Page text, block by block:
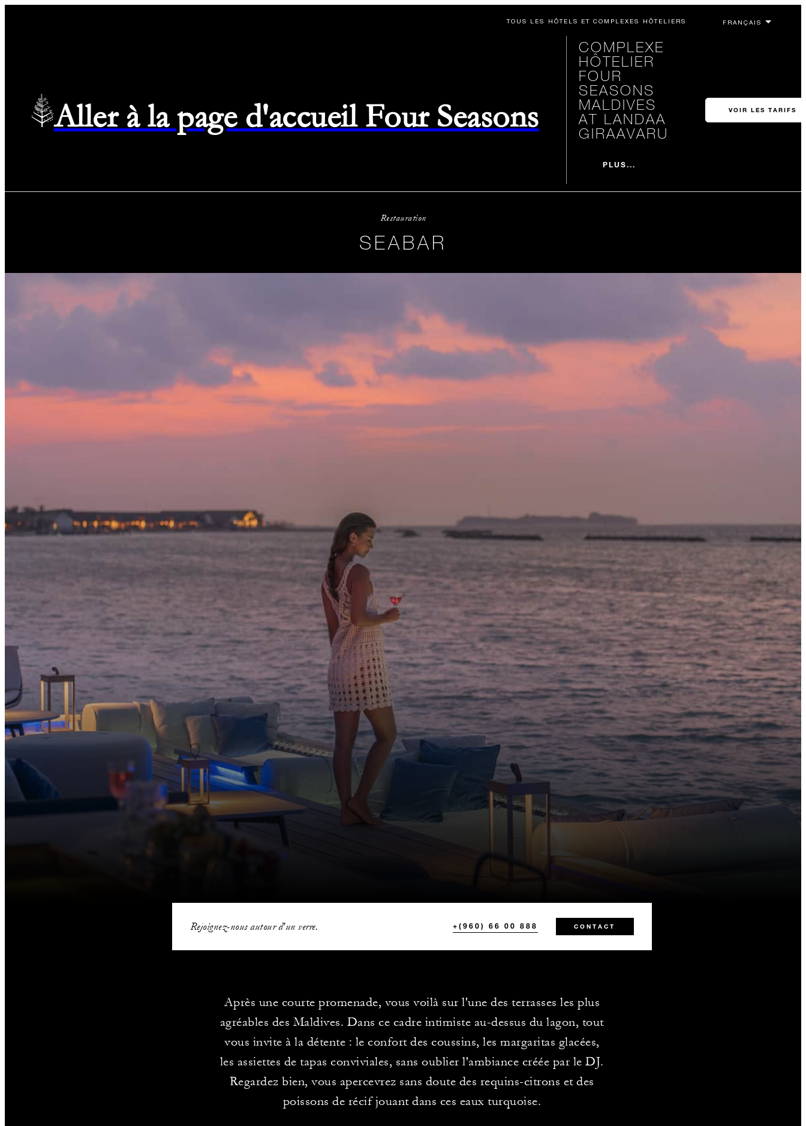
TOUS LES HÔTELS ET COMPLEXES HÔTELIERS
Aller à la page d'accueil Four Seasons
COMPLEXE
HÔTELIER
FOUR
SEASONS
MALDIVES
AT LANDAA
GIRAAVARU
PLUS...
VOIR LES TARIFS
Restauration
SEABAR
Rejoignez-nous autour d'un verre. +(960) 66 00 888 CONTACT
Après une courte promenade, vous voilà sur l'une des terrasses les plus
agréables des Maldives. Dans ce cadre intimiste au-dessus du lagon, tout
vous invite à la détente : le confort des coussins, les margaritas glacées,
les assiettes de tapas conviviales, sans oublier l'ambiance créée par le DJ.
Regardez bien, vous apercevrez sans doute des requins-citrons et des
poissons de récif jouant dans ces eaux turquoise.